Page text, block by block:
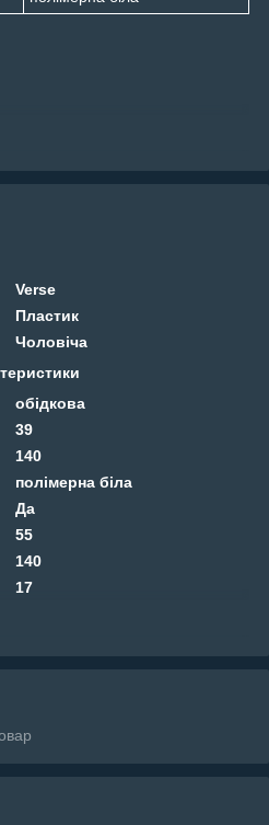
Verse
Пластик
Чоловіча
обідкова
39
140
полімерна біла
Да
55
140
17